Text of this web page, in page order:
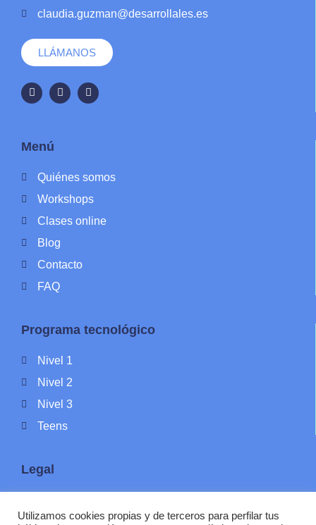
claudia.guzman@desarrollales.es
LLÁMANOS
Menú
Quiénes somos
Workshops
Clases online
Blog
Contacto
FAQ
Programa tecnológico
Nivel 1
Nivel 2
Nivel 3
Teens
Legal
Política de Cookies
Utilizamos cookies propias y de terceros para perfilar tus